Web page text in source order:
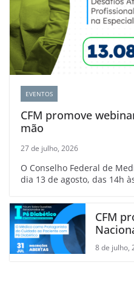
EVENTOS
CFM promove
mão
27 de julho, 2026
O Conselho Federal de
dia 13 de agosto, das 14h
CFM
8 de julho,